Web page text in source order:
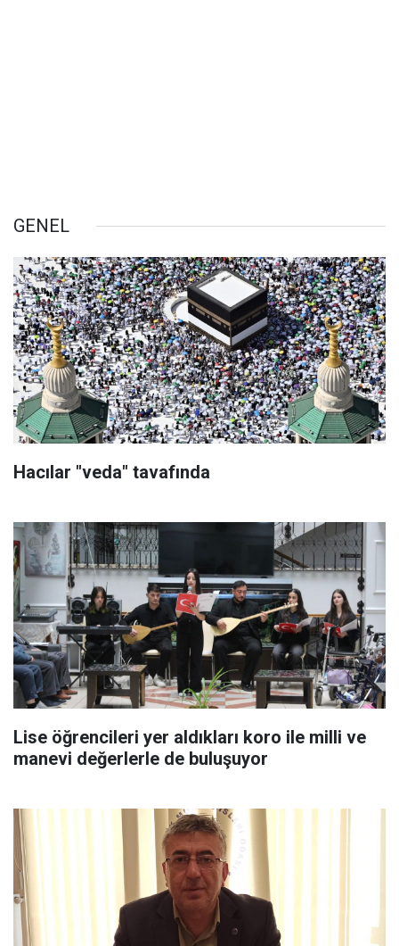
GENEL
Hacılar "veda" tavafında
Lise öğrencileri yer aldıkları koro ile milli ve
manevi değerlerle de buluşuyor